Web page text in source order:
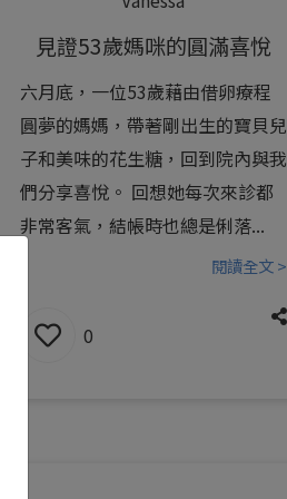
見證53歲媽咪的圓滿喜悅
六月底，一位53歲藉由借卵療程
圓夢的媽媽，帶著剛出生的寶貝兒
子和美味的花生糖，回到院內與我
們分享喜悅。 回想她每次來診都
非常客氣，結帳時也總是俐落...
閱讀全文 >
0